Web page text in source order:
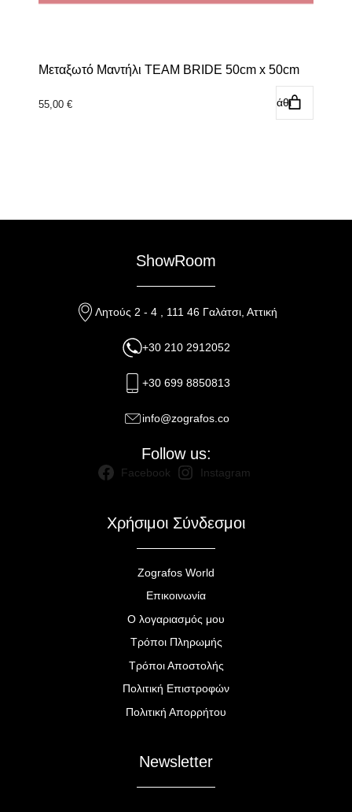
Μεταξωτό Μαντήλι TEAM BRIDE 50cm x 50cm
55,00 € Προσθήκη στο καλάθι
ShowRoom
Λητούς 2 - 4 , 111 46 Γαλάτσι, Αττική
+30 210 2912052
+30 699 8850813
info@zografos.co
Follow us:
Facebook Instagram
Χρήσιμοι Σύνδεσμοι
Zografos World
Επικοινωνία
Ο λογαριασμός μου
Τρόποι Πληρωμής
Τρόποι Αποστολής
Πολιτική Επιστροφών
Πολιτική Απορρήτου
Newsletter